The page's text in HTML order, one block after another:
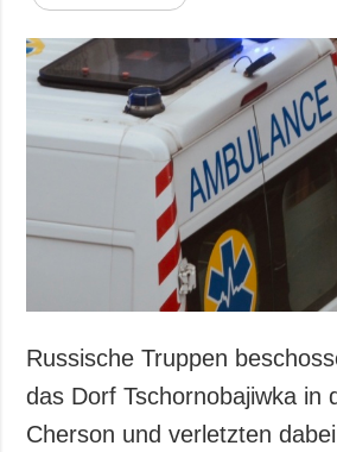
Russische Truppen
das Dorf Tschornobajiwka in
Cherson und verletzten